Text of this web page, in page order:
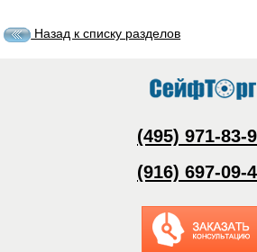
Назад к списку разделов
(495) 971-83-
(916) 697-09-
Заказать обратный
звонок